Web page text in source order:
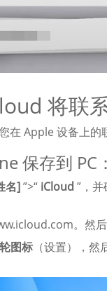
将联
Apple 设备上的
保存到 PC：
名]”>“ iCloud ”，并
。然
图标 （设置），然